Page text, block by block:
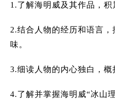
1.了解海明威及其作品，积
2.结合人物的经历和语言
味。
3.细读人物的内心独白，概
4.了解并掌握海明威“冰山